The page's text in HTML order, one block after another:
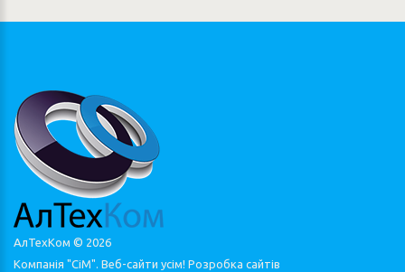
АлТехКом © 2026
Компанія "СіМ". Веб-сайти усім! Розробка сайтів